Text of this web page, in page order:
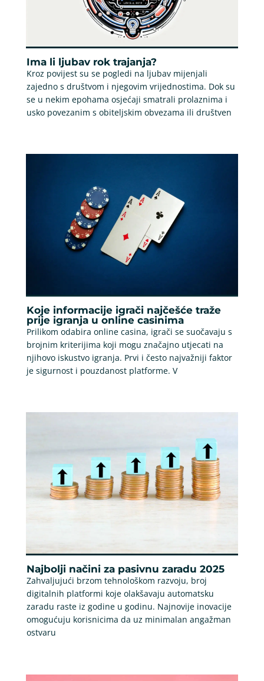
Ima li ljubav rok trajanja?
Kroz povijest su se pogledi na ljubav mijenjali
zajedno s društvom i njegovim vrijednostima. Dok su
se u nekim epohama osjećaji smatrali prolaznima i
usko povezanim s obiteljskim obvezama ili društven
Koje informacije igrači najčešće traže
prije igranja u online casinima
Prilikom odabira online casina, igrači se suočavaju s
brojnim kriterijima koji mogu značajno utjecati na
njihovo iskustvo igranja. Prvi i često najvažniji faktor
je sigurnost i pouzdanost platforme. V
Najbolji načini za pasivnu zaradu 2025
Zahvaljujući brzom tehnološkom razvoju, broj
digitalnih platformi koje olakšavaju automatsku
zaradu raste iz godine u godinu. Najnovije inovacije
omogućuju korisnicima da uz minimalan angažman
ostvaru